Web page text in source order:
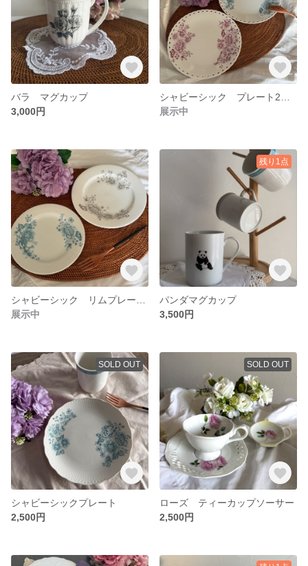
バラ マグカップ
3,000円
展示中
展示中
残り1点
パンダマグカップ
3,500円
SOLD OUT
シャビーシックプレート
2,500円
SOLD OUT
ローズ ティーカップソーサー
2,500円